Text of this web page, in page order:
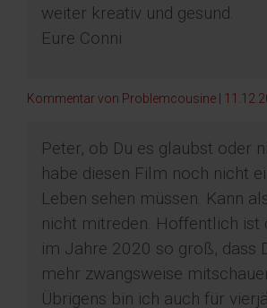
weiter kreativ und gesund.
Eure Conni
Kommentar von Problemcousine |
Peter, ob Du es glaubst oder
habe diesen Film noch nicht
Leben sehen müssen. Kann
nicht mitreden. Hoffentlich ist
im Jahre 2020 so groß, dass
mehr zwangsweise
Übrigens bin ich auch für